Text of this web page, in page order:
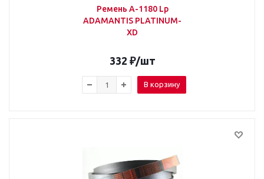
Ремень А-1180 Lp
ADAMANTIS PLATINUM-
XD
332 ₽/шт
В корзину